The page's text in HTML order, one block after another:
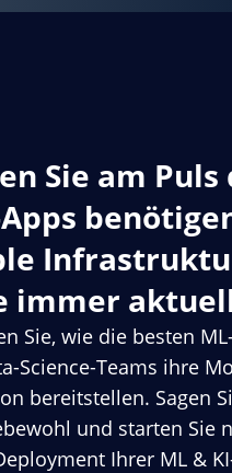
Sie am
immer
Sie, wie die besten
Science-Teams ihre
bereitstellen. Sagen
und starten Sie
Ihrer ML &